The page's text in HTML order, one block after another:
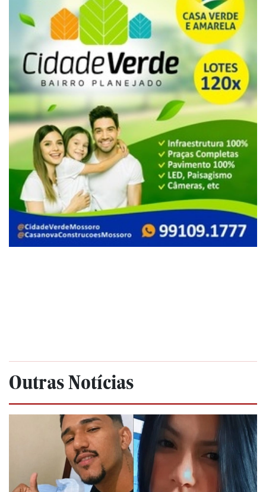
Outras Notícias